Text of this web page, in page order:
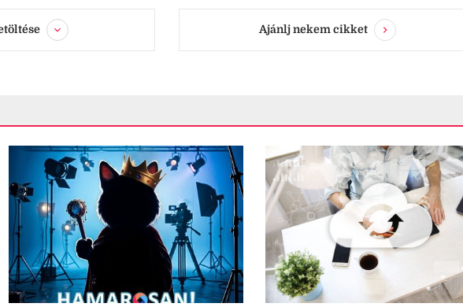
Ajánlj nekem cikket